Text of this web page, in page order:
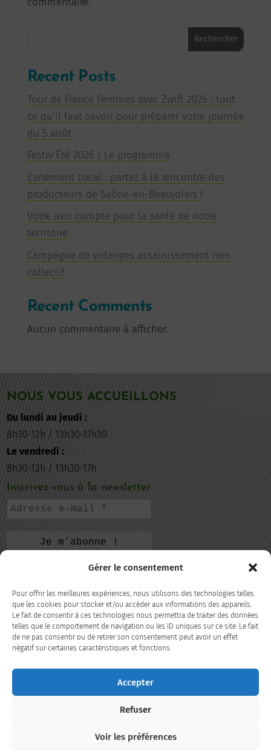
Gérer le consentement
Pour offrir les meilleures expériences, nous utilisons des technologies telles
que les cookies pour stocker et/ou accéder aux informations des appareils.
Le fait de consentir à ces technologies nous permettra de traiter des données
telles que le comportement de navigation ou les ID uniques sur ce site. Le fait
de ne pas consentir ou de retirer son consentement peut avoir un effet
négatif sur certaines caractéristiques et fonctions.
Accepter
Refuser
Voir les préférences
Rechercher
Recent Posts
Tour de France Femmes avec Zwift 2026 : tout
ce qu’il faut savoir pour préparer votre journée
du 5 août
Festiv’Été 2026 | Le programme
Carrément Local : partez à la rencontre des
producteurs de Saône-en-Beaujolais !
Votre avis compte pour la santé de notre
territoire
Campagne de vidanges assainissement non
collectif
Recent Comments
Aucun commentaire à afficher.
NOUS VOUS ACCUEILLONS
Du lundi au jeudi :
8h30-12h / 13h30-17h30
Le vendredi :
8h30-12h / 13h30-17h
Inscrivez-vous à la newsletter
105, rue de la République
69220 Belleville-en-Beaujolais
04 74 66 35 98